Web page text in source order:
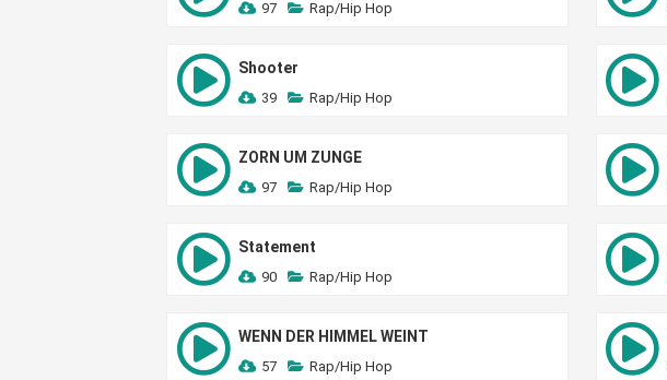
97 Rap/Hip Hop
Shooter
39 Rap/Hip Hop
ZORN UM ZUNGE
97 Rap/Hip Hop
Statement
90 Rap/Hip Hop
WENN DER HIMMEL WEINT
57 Rap/Hip Hop